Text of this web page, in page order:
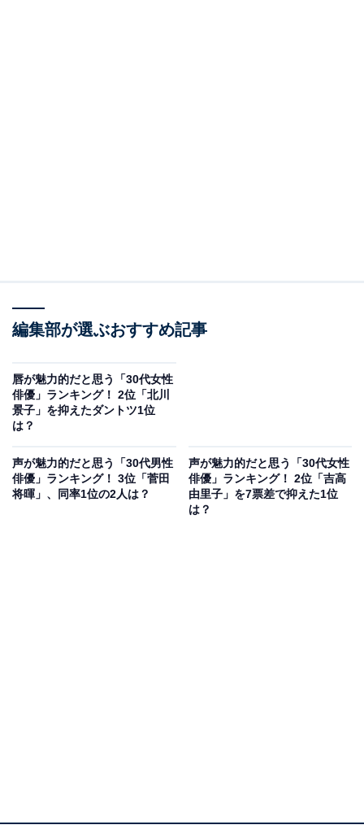
を代表する女性俳優の1人。2024年はドラマ『Destiny』
（テレビ朝日系）、映画『ミッシング』の両作品で主演
も親しみやすく華やかな印象を与えます。
アンケート回答者からは、「アゴから首のラインが華奢
で理想的」（30代女性／神奈川県）、「鼻筋や口元のラ
インが綺麗で、横顔も映えるので、横顔が美しいと思う
からです」（60代男性／愛知県）、「鼻筋と顎のライン
編集部が選ぶおすすめ記事
唇が魅力的だと思う「30代女性
俳優」ランキング！ 2位「北川
景子」を抑えたダントツ1位
は？
声が魅力的だと思う「30代男性
俳優」ランキング！ 3位「菅田
将暉」、同率1位の2人は？
声が魅力的だと思う「30代女性
俳優」ランキング！ 2位「吉高
由里子」を7票差で抑えた1位
は？